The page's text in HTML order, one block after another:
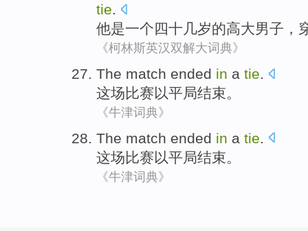
tie.
他是一个四十几岁的高大男子 ，
《柯林斯英汉双解大词典》
The match ended in a tie.
这场比赛以平局结束。
《牛津词典》
The match ended in a tie
这场比赛以平局结束 。
《牛津词典》